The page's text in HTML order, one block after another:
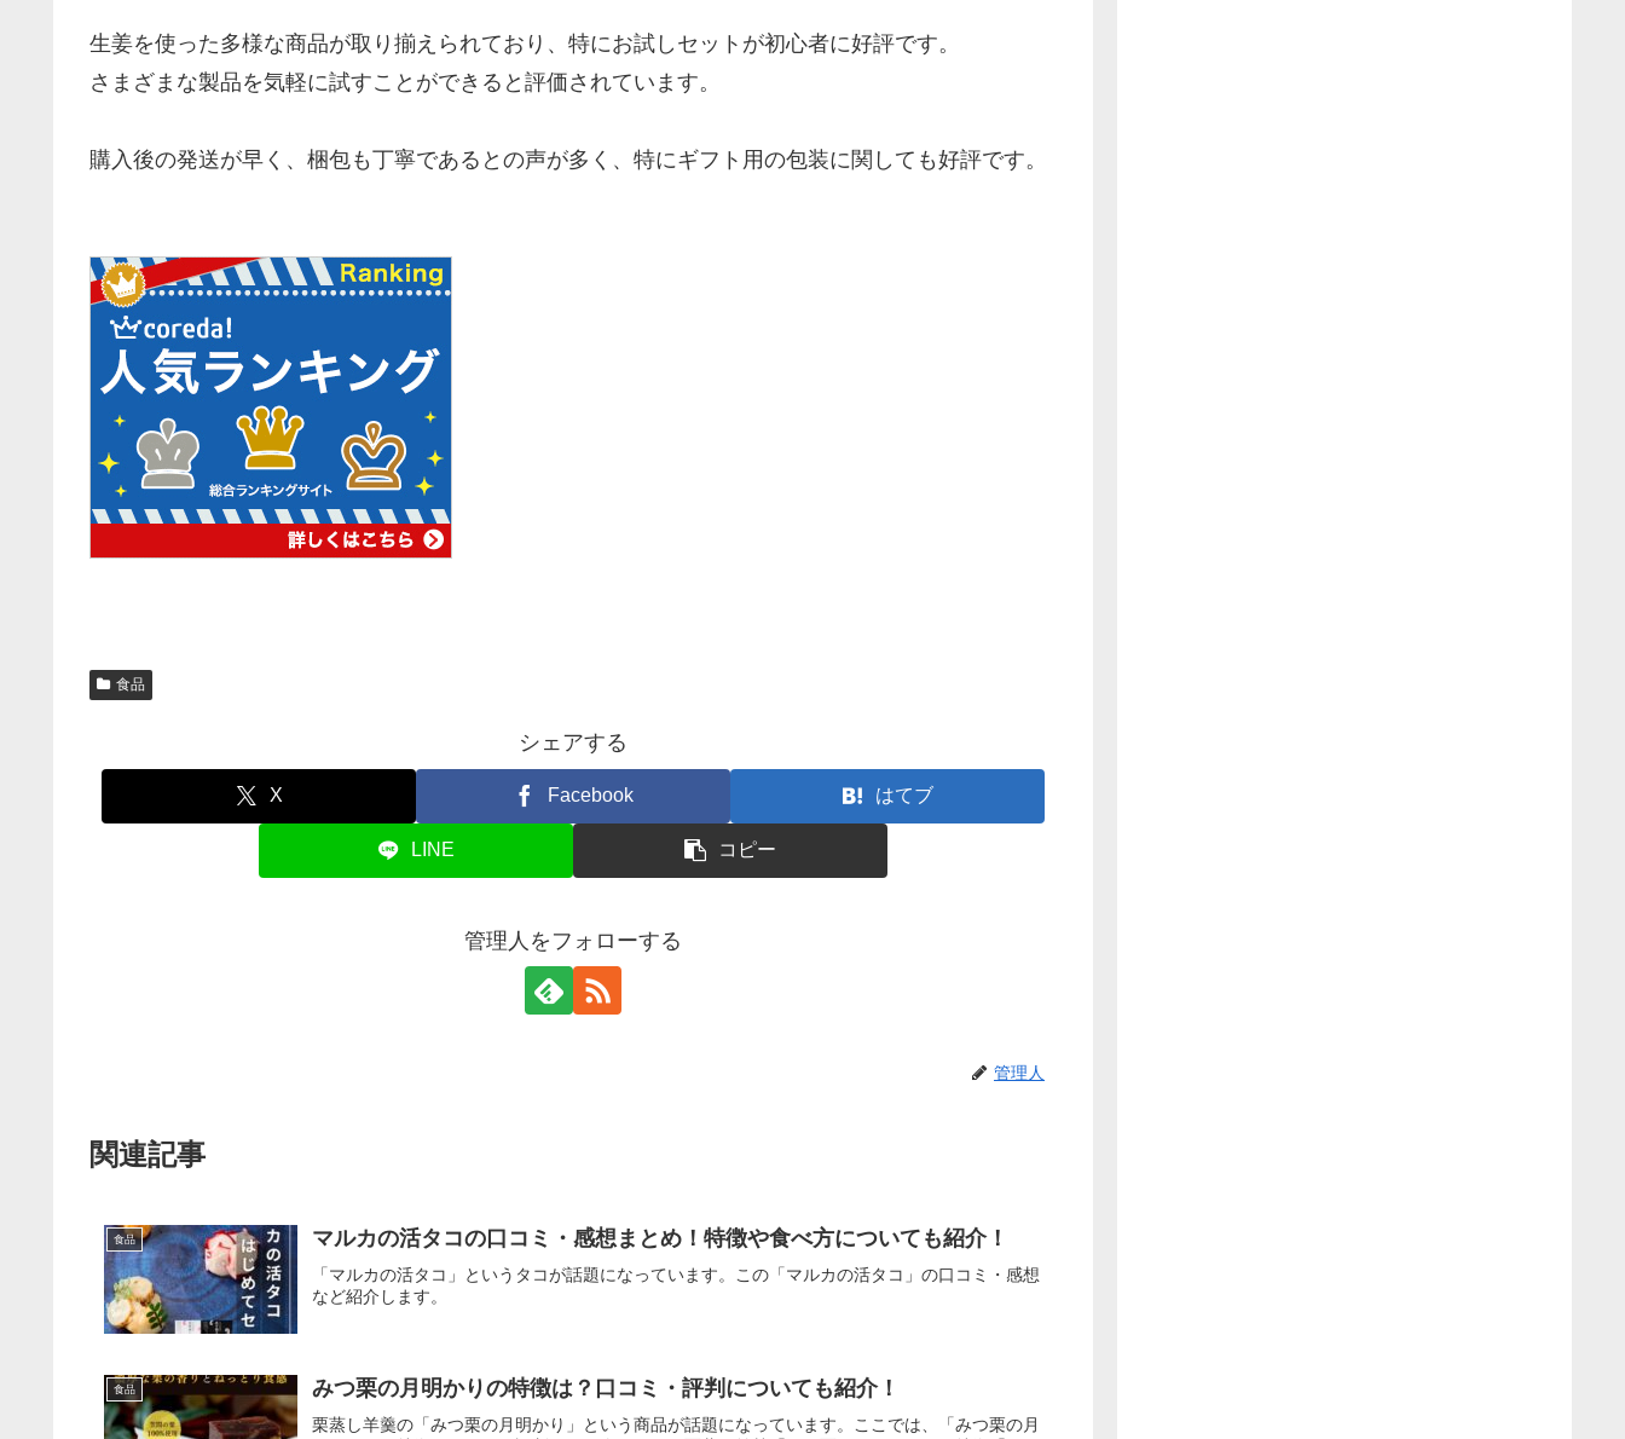
生姜を使った多様な商品が取り揃えられており、特にお試しセットが初心者に好評です。
さまざまな製品を気軽に試すことができると評価されています。
購入後の発送が早く、梱包も丁寧であるとの声が多く、特にギフト用の包装に関しても好評です。
食品
シェアする
X Facebook はてブ
LINE コピー
管理人をフォローする
管理人
関連記事
食品 マルカの活タコの口コミ・感想まとめ！特徴や食べ方についても紹介！
「マルカの活タコ」というタコが話題になっています。この「マルカの活タコ」の口コミ・感想
など紹介します。
食品 みつ栗の月明かりの特徴は？口コミ・評判についても紹介！
栗蒸し羊羹の「みつ栗の月明かり」という商品が話題になっています。ここでは、「みつ栗の月